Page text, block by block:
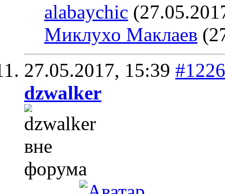
alabaychic
Миклухо Маклаев
27.05.2017, 15:39 #1226
dzwalker